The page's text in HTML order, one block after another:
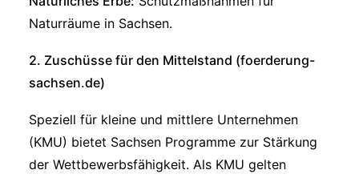
Naturräume in Sachsen.
2. Zuschüsse für den Mittelstand (foerderung-
sachsen.de)
Speziell für kleine und mittlere Unternehmen
(KMU) bietet Sachsen Programme zur Stärkung
der Wettbewerbsfähigkeit. Als KMU gelten